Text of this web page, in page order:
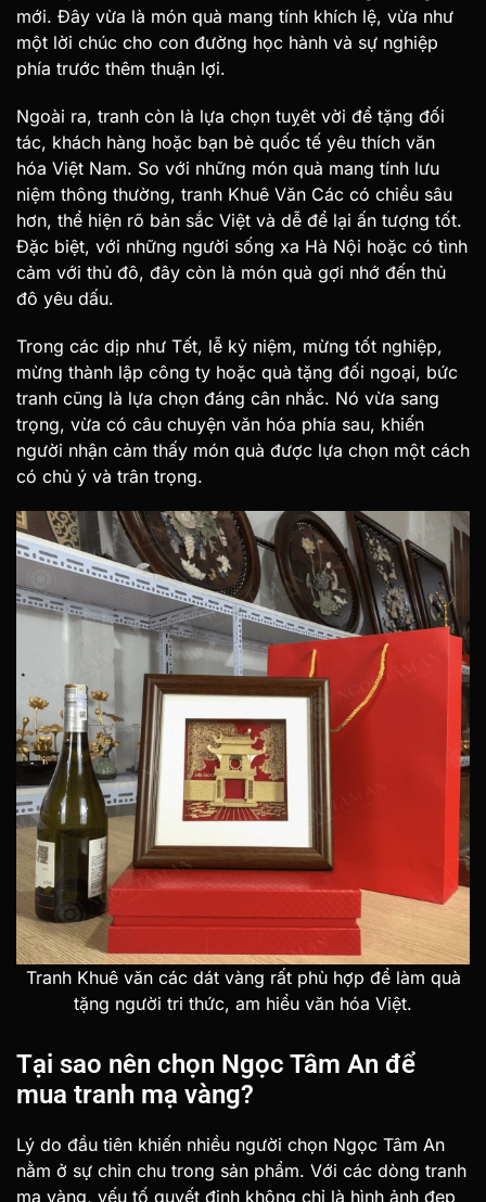
mới. Đây vừa là món quà mang tính khích lệ, vừa như
một lời chúc cho con đường học hành và sự nghiệp
phía trước thêm thuận lợi.
Ngoài ra, tranh còn là lựa chọn tuỵêt vời để tặng đối
tác, khách hàng hoặc bạn bè quốc tế yêu thích văn
hóa Việt Nam. So với những món quà mang tính lưu
niệm thông thường, tranh Khuê Văn Các có chiều sâu
hơn, thể hiện rõ bản sắc Việt và dễ để lại ấn tượng tốt.
Đặc biệt, với những người sống xa Hà Nội hoặc có tình
cảm với thủ đô, đây còn là món quà gợi nhớ đến thủ
đô yêu dấu.
Trong các dịp như Tết, lễ kỷ niệm, mừng tốt nghiệp,
mừng thành lập công ty hoặc quà tặng đối ngoại, bức
tranh cũng là lựa chọn đáng cân nhắc. Nó vừa sang
trọng, vừa có câu chuyện văn hóa phía sau, khiến
người nhận cảm thấy món quà được lựa chọn một cách
có chủ ý và trân trọng.
Tranh Khuê văn các dát vàng rất phù hợp để làm quà
tặng người tri thức, am hiểu văn hóa Việt.
Tại sao nên chọn Ngọc Tâm An để
mua tranh mạ vàng?
Lý do đầu tiên khiến nhiều người chọn Ngọc Tâm An
nằm ở sự chỉn chu trong sản phẩm. Với các dòng tranh
mạ vàng, yếu tố quyết định không chỉ là hình ảnh đẹp